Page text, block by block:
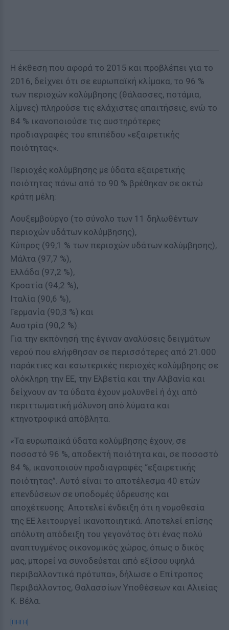
Η έκθεση που αφορά το 2015 και προβλέπει για το
2016, δείχνει ότι σε ευρωπαϊκή κλίμακα, το 96 %
των περιοχών κολύμβησης (θάλασσες, ποτάμια,
λίμνες) πληρούσε τις ελάχιστες απαιτήσεις, ενώ το
84 % ικανοποιούσε τις αυστηρότερες
προδιαγραφές του επιπέδου «εξαιρετικής
ποιότητας».
Περιοχές κολύμβησης με ύδατα εξαιρετικής
ποιότητας πάνω από το 90 % βρέθηκαν σε οκτώ
κράτη μέλη:
Λουξεμβούργο (το σύνολο των 11 δηλωθέντων
περιοχών υδάτων κολύμβησης),
Κύπρος (99,1 % των περιοχών υδάτων κολύμβησης),
Μάλτα (97,7 %),
Ελλάδα (97,2 %),
Κροατία (94,2 %),
Ιταλία (90,6 %),
Γερμανία (90,3 %) και
Αυστρία (90,2 %).
Για την εκπόνησή της έγιναν αναλύσεις δειγμάτων
νερού που ελήφθησαν σε περισσότερες από 21.000
παράκτιες και εσωτερικές περιοχές κολύμβησης σε
ολόκληρη την ΕΕ, την Ελβετία και την Αλβανία και
δείχνουν αν τα ύδατα έχουν μολυνθεί ή όχι από
περιττωματική μόλυνση από λύματα και
κτηνοτροφικά απόβλητα.
«Τα ευρωπαϊκά ύδατα κολύμβησης έχουν, σε
ποσοστό 96 %, αποδεκτή ποιότητα και, σε ποσοστό
84 %, ικανοποιούν προδιαγραφές “εξαιρετικής
ποιότητας”. Αυτό είναι το αποτέλεσμα 40 ετών
επενδύσεων σε υποδομές ύδρευσης και
αποχέτευσης. Αποτελεί ένδειξη ότι η νομοθεσία
της ΕΕ λειτουργεί ικανοποιητικά. Αποτελεί επίσης
απόλυτη απόδειξη του γεγονότος ότι ένας πολύ
αναπτυγμένος οικονομικός χώρος, όπως ο δικός
μας, μπορεί να συνοδεύεται από εξίσου υψηλά
περιβαλλοντικά πρότυπα», δήλωσε ο Επίτροπος
Περιβάλλοντος, Θαλασσίων Υποθέσεων και Αλιείας
Κ. Βέλα.
[ΠΗΓΗ]